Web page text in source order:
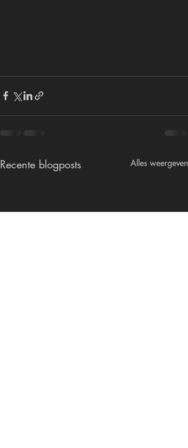
Recente blogposts Alles weergeven